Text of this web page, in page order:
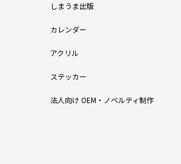
しまうま出版
カレンダー
アクリル
ステッカー
法人向け OEM・ノベルティ制作